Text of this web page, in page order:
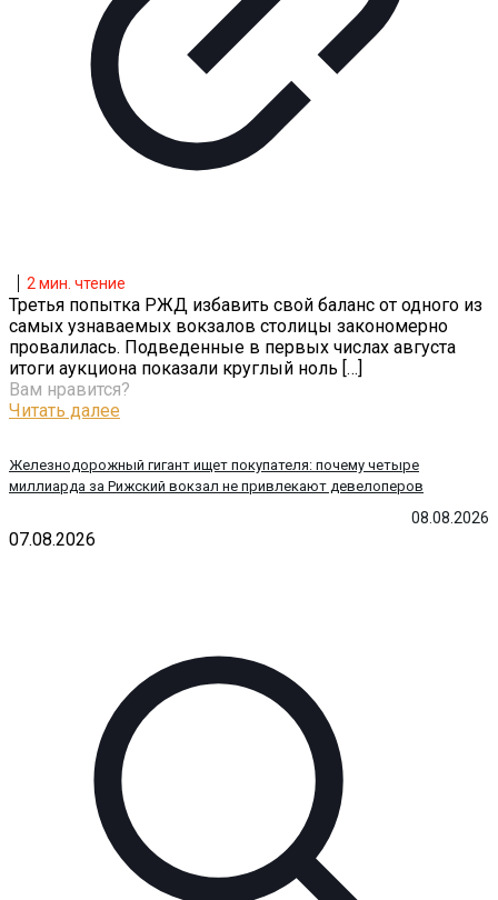
08.08.2026
Железнодорожный гигант ищет покупателя: почему четыре
миллиарда за Рижский вокзал не привлекают девелоперов
2 мин. чтение
Третья попытка РЖД избавить свой баланс от одного из
самых узнаваемых вокзалов столицы закономерно
провалилась. Подведенные в первых числах августа
итоги аукциона показали круглый ноль […]
Вам нравится?
Читать далее
07.08.2026